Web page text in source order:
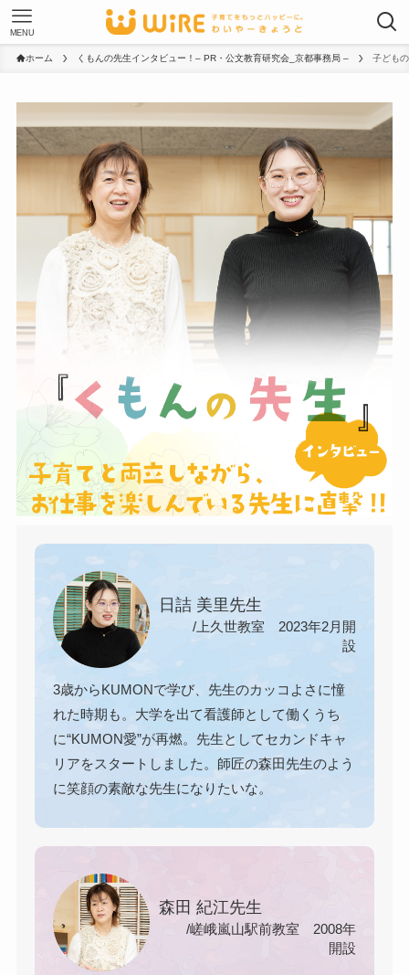
MENU
ホーム くもんの先生インタビュー！– PR・公文教育研究会_京都事務局 – 子ども
日詰 美里先生
/上久世教室 2023年2月開
設
3歳からKUMONで学び、先生のカッコよさに憧
れた時期も。大学を出て看護師として働くうち
に“KUMON愛”が再燃。先生としてセカンドキャ
リアをスタートしました。師匠の森田先生のよう
に笑顔の素敵な先生になりたいな。
森田 紀江先生
/嵯峨嵐山駅前教室 2008年
開設